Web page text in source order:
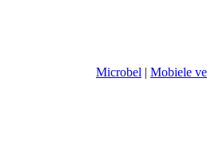
Microbel | Mobiele